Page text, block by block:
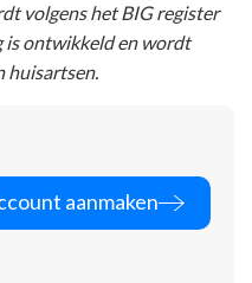
volgens het BIG register
is ontwikkeld en wordt
huisartsen.
aanmaken